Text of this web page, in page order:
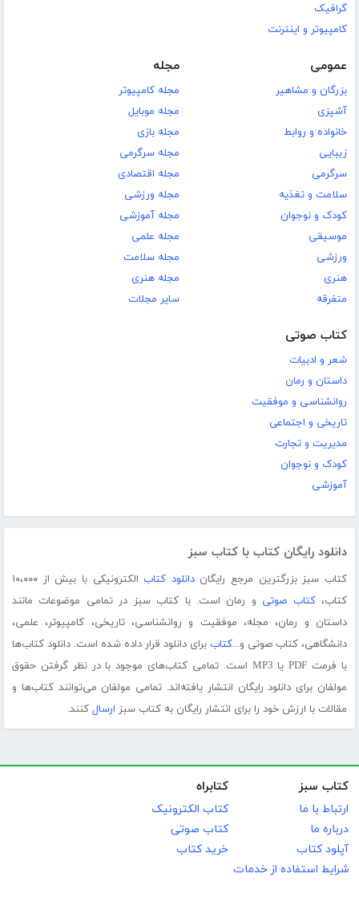
گرافیک
کامپیوتر و اینترنت
عمومی
بزرگان و مشاهیر
آشپزی
خانواده و روابط
زیبایی
سرگرمی
سلامت و تغذیه
کودک و نوجوان
موسیقی
ورزشی
هنری
متفرقه
مجله
مجله کامپیوتر
مجله موبایل
مجله بازی
مجله سرگرمی
مجله اقتصادی
مجله ورزشی
مجله آموزشی
مجله علمی
مجله سلامت
مجله هنری
سایر مجلات
کتاب صوتی
شعر و ادبیات
داستان و رمان
روانشناسی و موفقیت
تاریخی و اجتماعی
مدیریت و تجارت
کودک و نوجوان
آموزشی
دانلود رایگان کتاب با کتاب سبز
کتاب سبز بزرگترین مرجع رایگاندانلود کتاب
الکترونیکی با بیش از ۱۰،۰۰۰
کتاب،کتاب صوتی و رمان است. با کتاب سبز در تمامی موضوعات مانند
داستان و رمان، مجله، موفقیت و روانشناسی، تاریخی، کامپیوتر، علمی،
دانشگاهی، کتاب صوتی و...کتاب برای دانلود قرار داده شده است. دانلود کتاب‌ها
با فرمت PDF یا MP3 است. تمامی کتاب‌های موجود با در نظر گرفتن حقوق
مولفان برای دانلود رایگان انتشار یافته‌اند. تمامی مولفان می‌توانند کتاب‌ها و
مقالات با ارزش خود را برای انتشار رایگان به کتاب سبز ارسال کنند.
کتاب سبز
ارتباط با ما
درباره ما
آپلود کتاب
شرایط استفاده از خدمات
کتابراه
کتاب الکترونیک
کتاب صوتی
خرید کتاب